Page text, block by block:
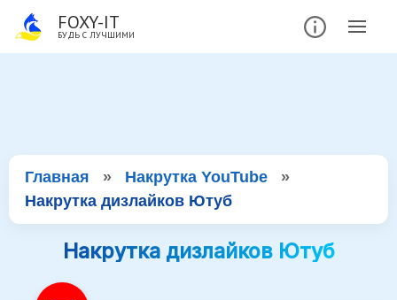
FOXY-IT
БУДЬ С ЛУЧШИМИ
Главная » Накрутка YouTube
»
Накрутка дизлайков Ютуб
Накрутка дизлайков Ютуб